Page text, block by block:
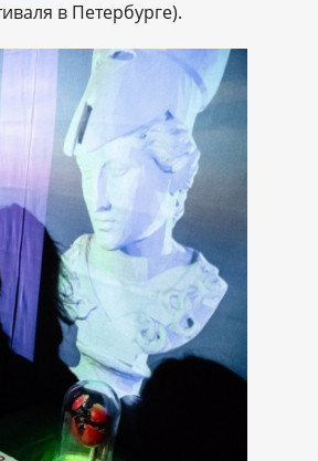
в Петербурге).